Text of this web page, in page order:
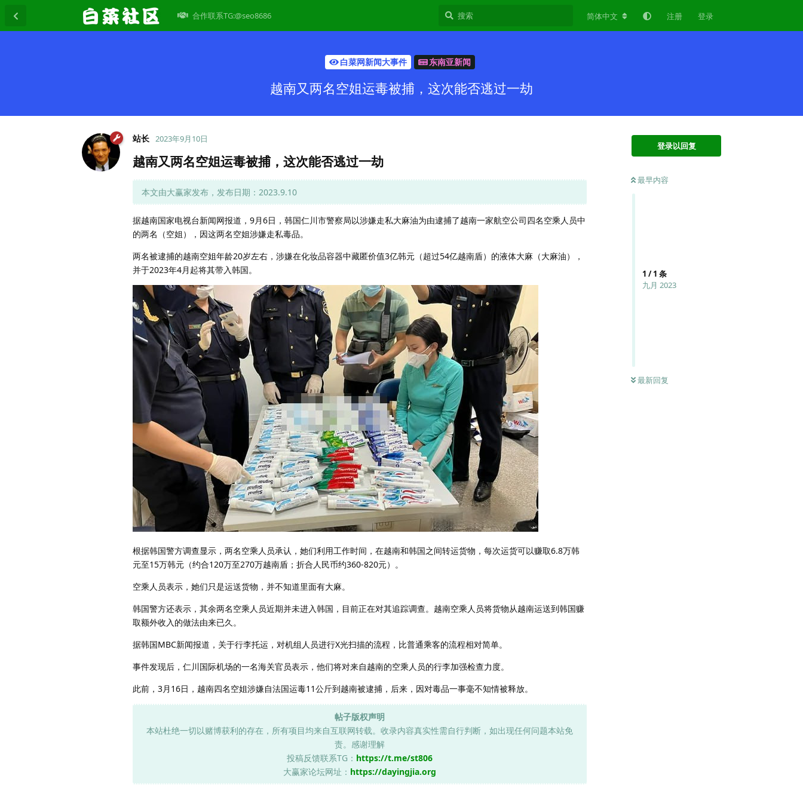
合作联系TG:@seo8686 简体中文 注册 登录
白菜网新闻大事件 东南亚新闻
越南又两名空姐运毒被捕，这次能否逃过一劫
登录以回复
最早内容
1 /1 条
九月 2023
最新回复
站长 2023年9月10日
越南又两名空姐运毒被捕，这次能否逃过一劫
本文由大赢家发布，发布日期：2023.9.10
据越南国家电视台新闻网报道，9月6日，韩国仁川市警察局以涉嫌走私大麻油为由逮捕了越南一家航空公司四名空乘人员中
的两名（空姐），因这两名空姐涉嫌走私毒品。
两名被逮捕的越南空姐年龄20岁左右，涉嫌在化妆品容器中藏匿价值3亿韩元（超过54亿越南盾）的液体大麻（大麻油），
并于2023年4月起将其带入韩国。
根据韩国警方调查显示，两名空乘人员承认，她们利用工作时间，在越南和韩国之间转运货物，每次运货可以赚取6.8万韩
元至15万韩元（约合120万至270万越南盾；折合人民币约360-820元）。
空乘人员表示，她们只是运送货物，并不知道里面有大麻。
韩国警方还表示，其余两名空乘人员近期并未进入韩国，目前正在对其追踪调查。越南空乘人员将货物从越南运送到韩国赚
取额外收入的做法由来已久。
据韩国MBC新闻报道，关于行李托运，对机组人员进行X光扫描的流程，比普通乘客的流程相对简单。
事件发现后，仁川国际机场的一名海关官员表示，他们将对来自越南的空乘人员的行李加强检查力度。
此前，3月16日，越南四名空姐涉嫌自法国运毒11公斤到越南被逮捕，后来，因对毒品一事毫不知情被释放。
帖子版权声明
本站杜绝一切以赌博获利的存在，所有项目均来自互联网转载。收录内容真实性需自行判断，如出现任何问题本站免
责。感谢理解
投稿反馈联系TG： https://t.me/st806
大赢家论坛网址： https://dayingjia.org